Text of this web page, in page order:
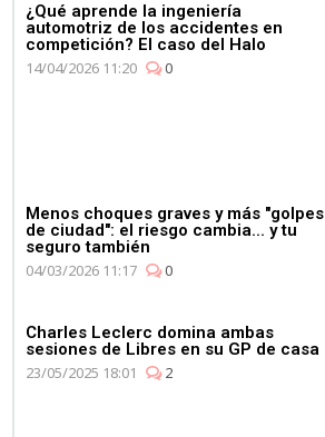
¿Qué aprende la ingeniería
automotriz de los accidentes en
competición? El caso del Halo
14/04/2026 11:20
0
Menos choques graves y más "golpes
de ciudad": el riesgo cambia... y tu
seguro también
04/03/2026 11:17
0
Charles Leclerc domina ambas
sesiones de Libres en su GP de casa
23/05/2025 18:01
2